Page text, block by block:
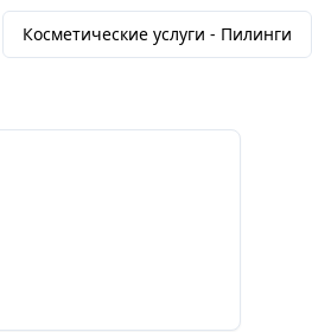
Косметические услуги - Пилинги